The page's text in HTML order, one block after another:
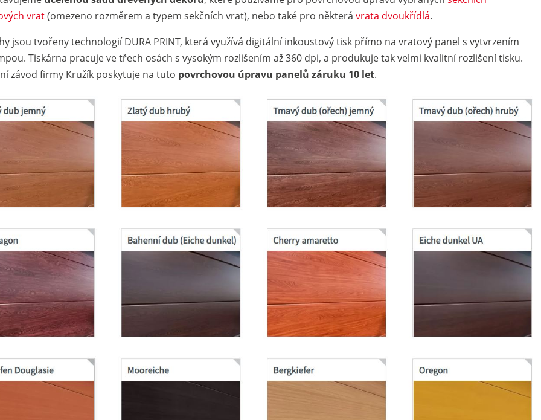
vrat(omezeno rozměrem a typem sekčních vrat), nebo také pro některávrata dvoukřídlá.
jsou tvořeny technologií DURA PRINT, která využívá digitální inkoustový tisk přímo na vratový panel s vytvrzením
Tiskárna pracuje ve třech osách s vysokým rozlišením až 360 dpi, a produkuje tak velmi kvalitní rozlišení tisku.
závod firmy Kružík poskytuje na tuto povrchovou úpravu panelů záruku 10 let.